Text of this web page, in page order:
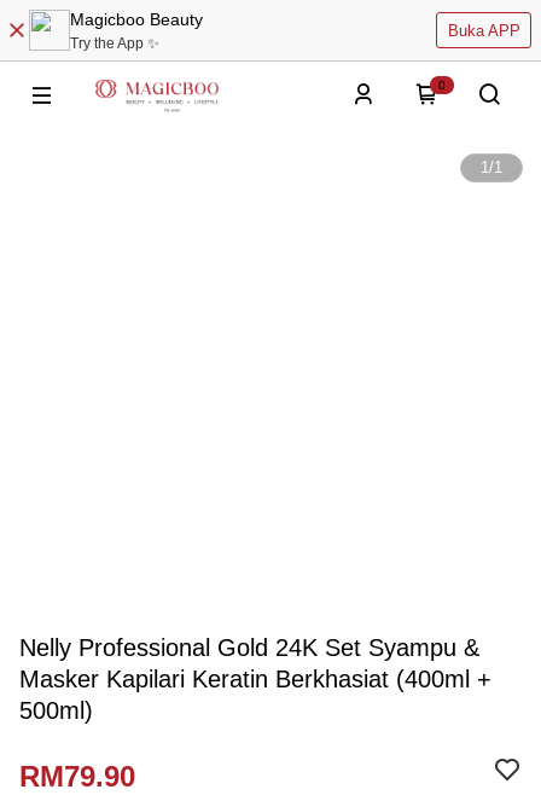
Magicboo Beauty
Try the App ✨
Buka APP
0
1/1
Nelly Professional Gold 24K Set Syampu &
Masker Kapilari Keratin Berkhasiat (400ml +
500ml)
RM79.90